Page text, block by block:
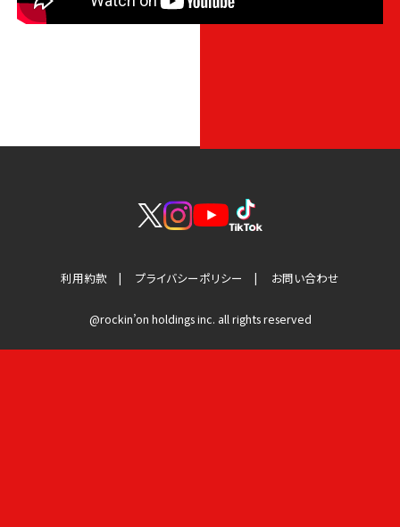
利用約款 プライバシーポリシー お問い合わせ
@rockin’on holdings inc. all rights reserved